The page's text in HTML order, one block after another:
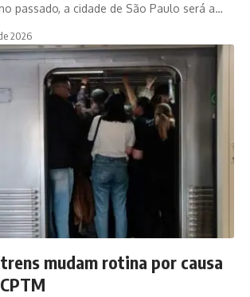
passado, a cidade de São Paulo será a…
2026
mudam rotina por causa